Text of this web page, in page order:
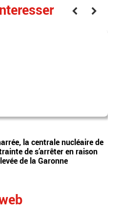
la centrale nucléaire de
de s’arrêter en raison
de la Garonne